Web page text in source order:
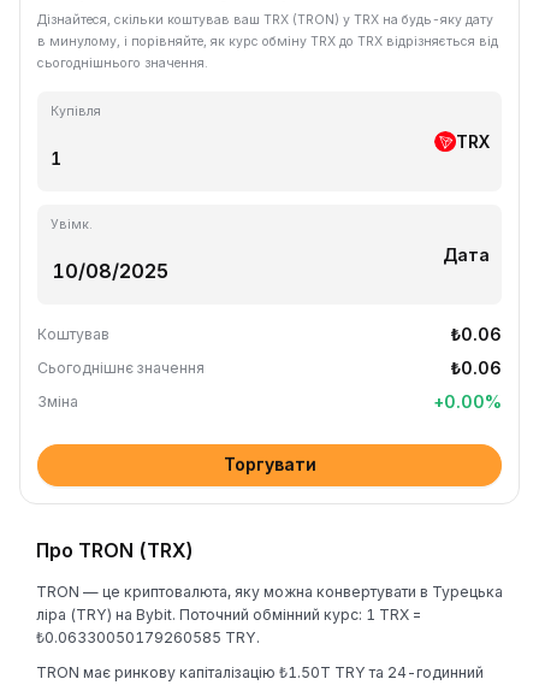
Дізнайтеся, скільки коштував ваш TRX (TRON) у TRX на будь-яку дату
в минулому, і порівняйте, як курс обміну TRX до TRX відрізняється від
сьогоднішнього значення.
Купівля
TRX
Увімк.
Дата
Коштував ₺0.06
Сьогоднішнє значення ₺0.06
Зміна +0.00%
Торгувати
Про TRON (TRX)
TRON — це криптовалюта, яку можна конвертувати в Турецька
ліра (TRY) на Bybit. Поточний обмінний курс: 1 TRX =
₺0.06330050179260585 TRY.
TRON має ринкову капіталізацію ₺1.50T TRY та 24-годинний